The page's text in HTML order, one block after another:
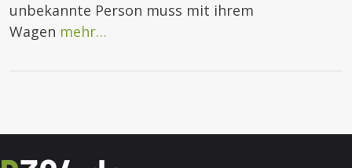
unbekannte Person muss mit ihrem
Wagen mehr…